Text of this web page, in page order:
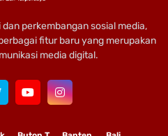
perkembangan sosial media,
fitur baru yang merupakan
media digital.